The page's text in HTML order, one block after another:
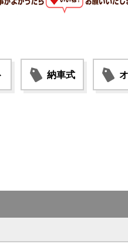
納車式